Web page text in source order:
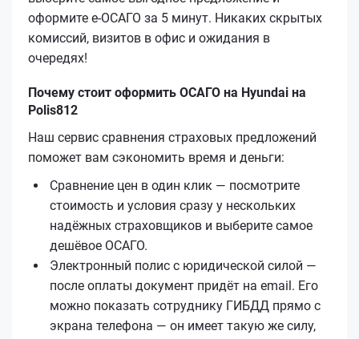
оформите е‑ОСАГО за 5 минут. Никаких скрытых
комиссий, визитов в офис и ожидания в
очередях!
Почему стоит оформить ОСАГО на Hyundai на
Polis812
Наш сервис сравнения страховых предложений
поможет вам сэкономить время и деньги:
Сравнение цен в один клик — посмотрите
стоимость и условия сразу у нескольких
надёжных страховщиков и выберите самое
дешёвое ОСАГО.
Электронный полис с юридической силой —
после оплаты документ придёт на email. Его
можно показать сотруднику ГИБДД прямо с
экрана телефона — он имеет такую же силу,